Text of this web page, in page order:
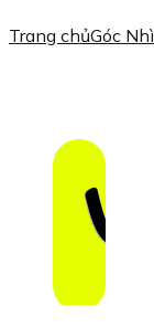
Trang chủGóc